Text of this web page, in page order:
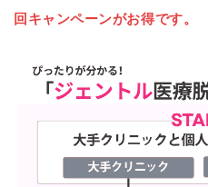
回キャンペーンがお得です。